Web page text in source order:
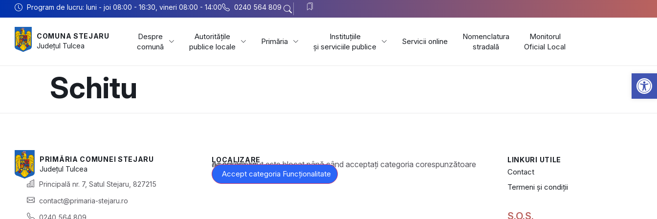
Program de lucru: luni - joi 08:00 - 16:30, vineri 08:00 - 14:00 0240 564 809
COMUNA STEJARU
Județul Tulcea
Despre
comună
Autoritățile
publice locale
Primăria
Instituțiile
și serviciile publice
Servicii online
Nomenclatura
stradală
Monitorul
Oficial Local
Schitu
PRIMĂRIA COMUNEI STEJARU
Județul Tulcea
Principală nr. 7, Satul Stejaru, 827215
contact@primaria-stejaru.ro
0240 564 809
LOCALIZARE
Acest conținut este blocat până când acceptați categoria corespunzătoare de cookie-uri.
Accept categoria Funcționalitate
LINKURI UTILE
Contact
Termeni și condiții
S.O.S.